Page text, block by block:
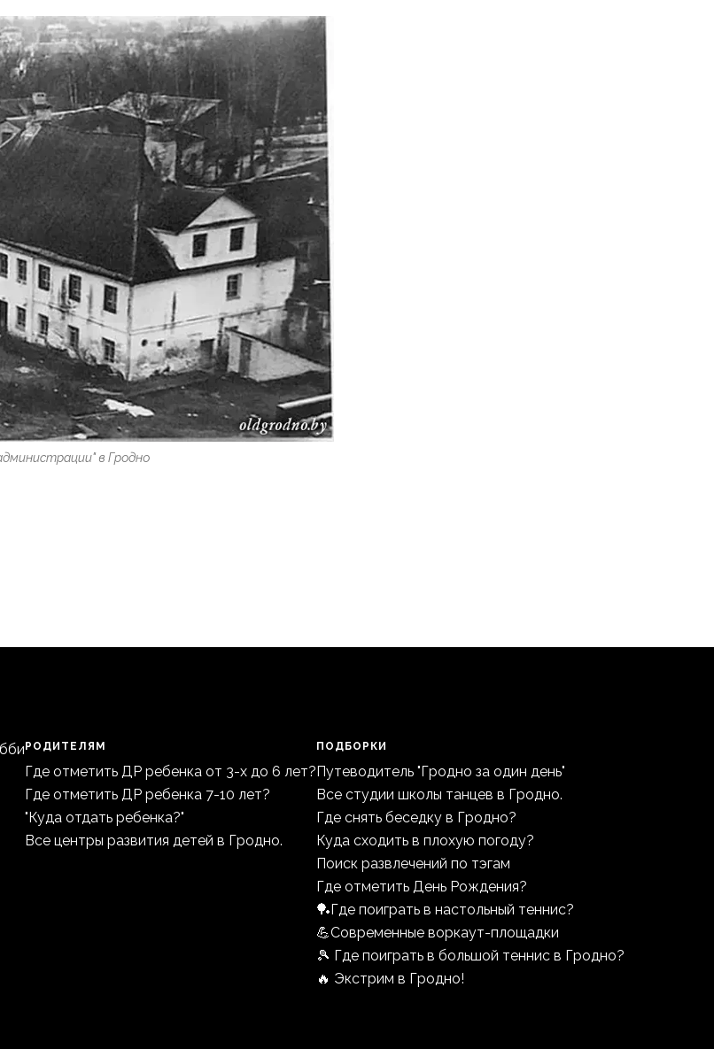
в Гродно
РОДИТЕЛЯМ
Где отметить ДР ребенка от 3-х до 6 лет?
Где отметить ДР ребенка 7-10 лет?
"Куда отдать ребенка?"
Все центры развития детей в Гродно.
ПОДБОРКИ
Путеводитель "Гродно за один день"
Все студии школы танцев в Гродно.
Где снять беседку в Гродно?
Куда сходить в плохую погоду?
Поиск развлечений по тэгам
Где отметить День Рождения?
🏓Где поиграть в настольный теннис?
💪Современные воркаут-площадки
🎾 Где поиграть в большой теннис в Гродно?
🔥 Экстрим в Гродно!